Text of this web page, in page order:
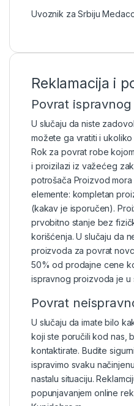
Uvoznik za Srbiju
Reklamacija i
Povrat
U slučaju da niste
možete ga vratiti i
Rok za povrat robe
i proizilazi iz važećeg
potrošača Proizvod
elemente: kompletan
(kakav je isporučen).
prvobitno stanje bez
korišćenja. U slučaju da
proizvoda za povrat
50% od prodajne cene
ispravnog proizvoda je u
Povrat
U slučaju da imate bilo
koji ste poručili kod nas,
kontaktirate. Budite
ispravimo svaku
nastalu situaciju.
popunjavanjem online